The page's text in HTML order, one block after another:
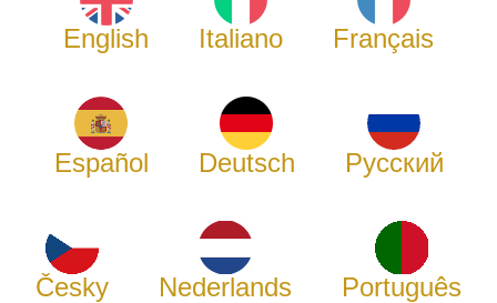
English Italiano Français
Español Deutsch Русский
Česky Nederlands Português